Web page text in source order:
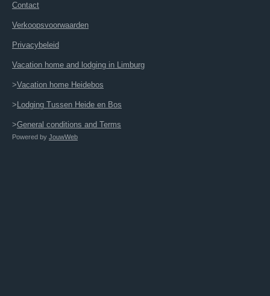
Contact
Verkoopsvoorwaarden
Privacybeleid
Vacation home and lodging in Limburg
>Vacation home Heidebos
> Lodging Tussen Heide en Bos
>General conditions and Terms
Powered by JouwWeb